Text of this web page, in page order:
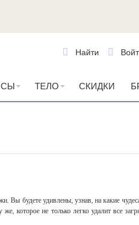
Найти
ТЕЛО СКИДКИ
будете удивлены, узнав, на какие
которое не только легко удалит все